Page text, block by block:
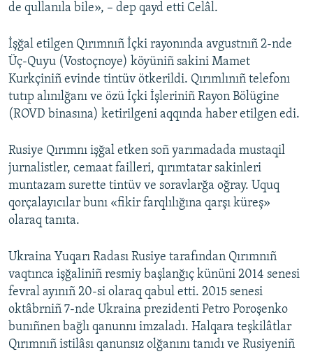
de qullanıla bile», – dep qayd etti Celâl.
İşğal etilgen Qırımnıñ İçki rayonında avgustnıñ 2-nde
Üç-Quyu (Vostoçnoye) köyüniñ sakini Mamet
Kurkçiniñ evinde tintüv ötkerildi. Qırımlınıñ telefonı
tutıp alınılğanı ve özü İçki İşleriniñ Rayon Bölügine
(ROVD binasına) ketirilgeni aqqında haber etilgen edi.
Rusiye Qırımnı işğal etken soñ yarımadada mustaqil
jurnalistler, cemaat failleri, qırımtatar sakinleri
muntazam surette tintüv ve soravlarğa oğray. Uquq
qorçalayıcılar bunı «fikir farqlılığına qarşı küreş»
olaraq tanıta.
Ukraina Yuqarı Radası Rusiye tarafından Qırımnıñ
vaqtınca işğaliniñ resmiy başlanğıç kününi 2014 senesi
fevral ayınıñ 20-si olaraq qabul etti. 2015 senesi
oktâbrniñ 7-nde Ukraina prezidenti Petro Poroşenko
bunıñnen bağlı qanunnı imzaladı. Halqara teşkilâtlar
Qırımnıñ istilâsı qanunsız olğanını tanıdı ve Rusiyeniñ